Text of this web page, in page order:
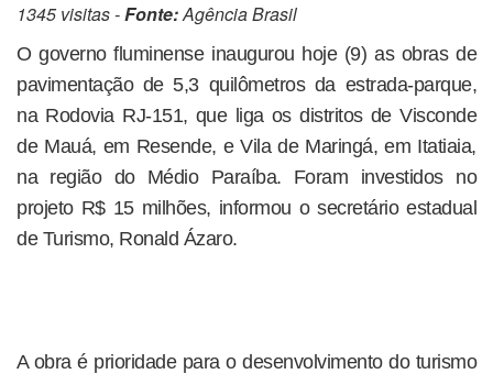
1345 visitas -Fonte:Agência Brasil
O governo fluminense inaugurou hoje (9) as obras de
pavimentação de 5,3 quilômetros da estrada-parque,
na Rodovia RJ-151, que liga os distritos de Visconde
de Mauá, em Resende, e Vila de Maringá, em Itatiaia,
na região do Médio Paraíba. Foram investidos no
projeto R$ 15 milhões, informou o secretário estadual
de Turismo, Ronald Ázaro.
A obra é prioridade para o desenvolvimento do turismo